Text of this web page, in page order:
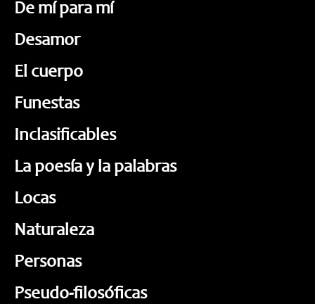
De mí para mí
Desamor
El cuerpo
Funestas
Inclasificables
La poesía y la palabras
Locas
Naturaleza
Personas
Pseudo-filosóficas